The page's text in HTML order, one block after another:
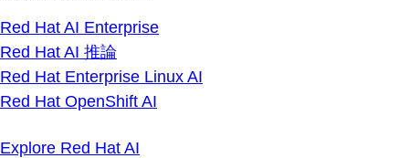
Red Hat AI Enterprise
Red Hat AI 推論
Red Hat Enterprise Linux AI
Red Hat OpenShift AI
Explore Red Hat AI